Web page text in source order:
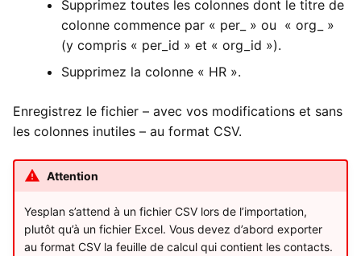
Supprimez toutes les colonnes dont le titre de
colonne commence par « per_ » ou « org_ »
(y compris « per_id » et « org_id »).
Supprimez la colonne « HR ».
Enregistrez le fichier – avec vos modifications et sans
les colonnes inutiles – au format CSV.
Attention
Yesplan s’attend à un fichier CSV lors de l’importation,
plutôt qu’à un fichier Excel. Vous devez d’abord exporter
au format CSV la feuille de calcul qui contient les contacts.